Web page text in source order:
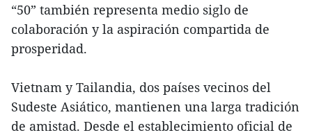
“50” también representa medio siglo de
colaboración y la aspiración compartida de
prosperidad.
Vietnam y Tailandia, dos países vecinos del
Sudeste Asiático, mantienen una larga tradición
de amistad. Desde el establecimiento oficial de